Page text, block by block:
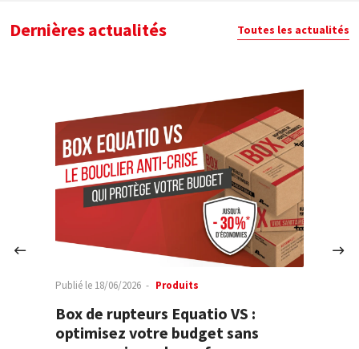
Dernières actualités Toutes les actualités
Publié le 18/06/2026 Produits
Box de rupteurs Equatio VS :
optimisez votre budget sans